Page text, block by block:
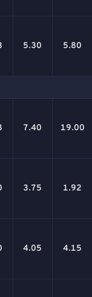
5.30 5.80
7.40 19.00
3.75 1.92
4.05 4.15